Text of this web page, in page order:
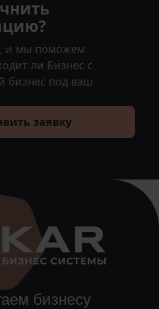
и мы поможем
ли Бизнес с
бизнес под ваш
заявку
бизнесу